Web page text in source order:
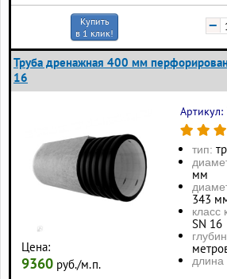
Купить
в 1 клик!
−
Труба дренажная 400 мм
16
Цена:
9360 руб./м.п.
Артикул:
тип:
мм
343
класс
SN 16
длина